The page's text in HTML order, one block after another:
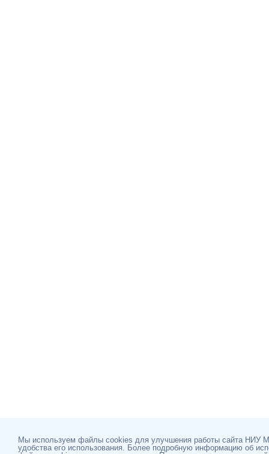
Мы используем файлы cookies для улучшения работы сайта НИУ
удобства его использования. Более подробную информацию об